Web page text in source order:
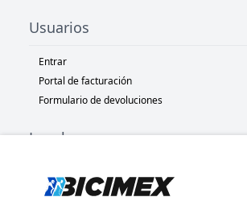
Usuarios
Entrar
Portal de facturación
Formulario de devoluciones
Legal
Políticas de privacidad